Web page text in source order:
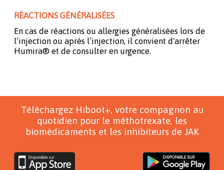
RÉACTIONS GÉNÉRALISÉES
En cas de réactions ou allergies généralisées lors de
l’injection ou après l’injection, il convient d'arrêter
Humira® et de consulter en urgence.
Téléchargez Hiboot+, votre compagnon au
quotidien pour le méthotrexate, les
biomédicaments et les inhibiteurs de JAK